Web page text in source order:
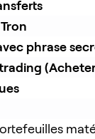
phrase